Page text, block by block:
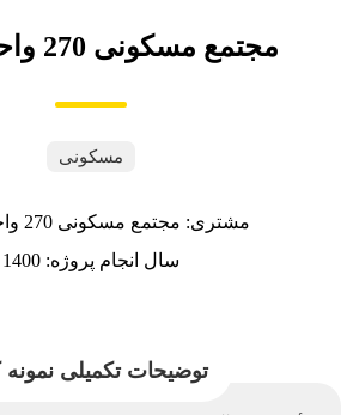
مجتمع مسکونی 270 واحدی افق
مسکونی
مشتری: مجتمع مسکونی 270 واحدی افق
سال انجام پروژه: 1400
توضیحات تکمیلی نمونه